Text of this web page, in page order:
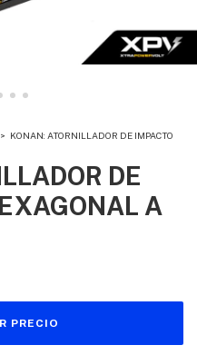
> KONAN: ATORNILLADOR DE IMPACTO
DE
A